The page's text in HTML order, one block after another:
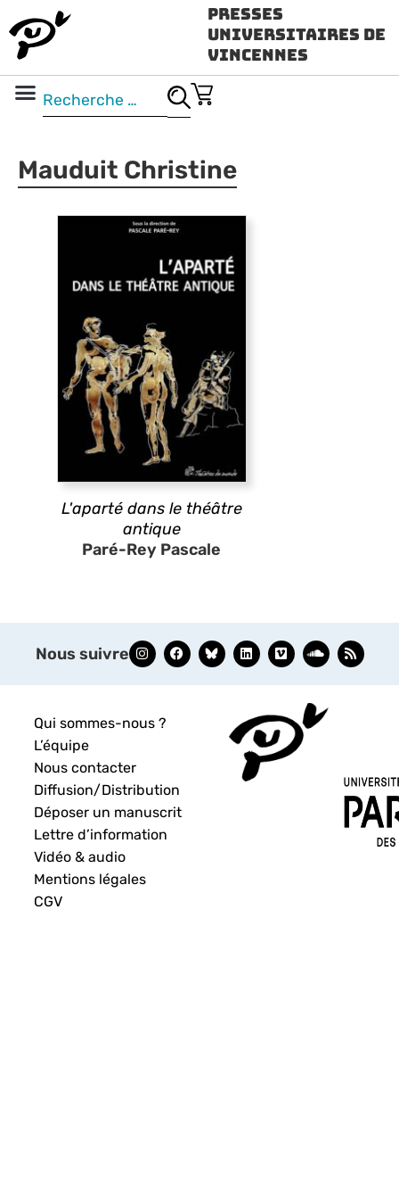
Presses
Universitaires de
Vincennes
Mauduit Christine
L'aparté dans le théâtre
antique
Paré-Rey Pascale
Nous suivre
Qui sommes-nous ?
L’équipe
Nous contacter
Diffusion/Distribution
Déposer un manuscrit
Lettre d’information
Vidéo & audio
Mentions légales
CGV